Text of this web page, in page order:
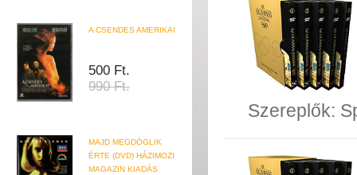
A CSENDES AMERIKAI
500 Ft.
990 Ft.
MAJD MEGDÖGLIK
ÉRTE (DVD) HÁZIMOZI
MAGAZIN KIADÁS
Szereplők: